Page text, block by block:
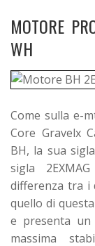
MOTORE
WH
Come sulla e-
Core Gravelx
BH, la sua
sigla
differenza tra i
quello di
e presenta un
massima